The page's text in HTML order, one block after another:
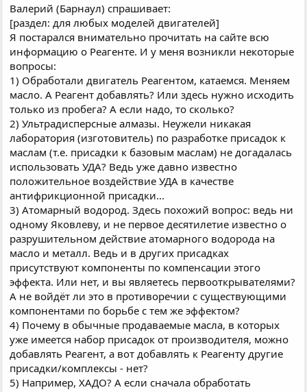
Валерий (Барнаул) спрашивает:
[раздел: для любых моделей двигателей]
Я постарался внимательно прочитать на сайте всю
информацию о Реагенте. И у меня возникли некоторые
вопросы:
1) Обработали двигатель Реагентом, катаемся. Меняем
масло. А Реагент добавлять? Или здесь нужно исходить
только из пробега? А если надо, то сколько?
2) Ультрадисперсные алмазы. Неужели никакая
лаборатория (изготовитель) по разработке присадок к
маслам (т.е. присадки к базовым маслам) не догадалась
использовать УДА? Ведь уже давно известно
положительное воздействие УДА в качестве
антифрикционной присадки...
3) Атомарный водород. Здесь похожий вопрос: ведь ни
одному Яковлеву, и не первое десятилетие известно о
разрушительном действие атомарного водорода на
масло и металл. Ведь и в других присадках
присутствуют компоненты по компенсации этого
эффекта. Или нет, и вы являетесь первооткрывателями?
А не войдёт ли это в противоречии с существующими
компонентами по борьбе с тем же эффектом?
4) Почему в обычные продаваемые масла, в которых
уже имеется набор присадок от производителя, можно
добавлять Реагент, а вот добавлять к Реагенту другие
присадки/комплексы - нет?
5) Например, ХАДО? А если сначала обработать